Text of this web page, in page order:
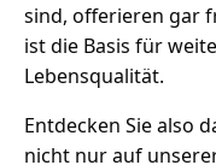
sind, offerieren gar
ist die Basis für
Lebensqualität.
Entdecken Sie also
nicht nur auf